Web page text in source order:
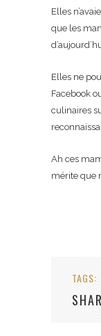
Elles
que les
Elles ne
Facebook
culinaires
Ah ces
mérite que
TAGS: